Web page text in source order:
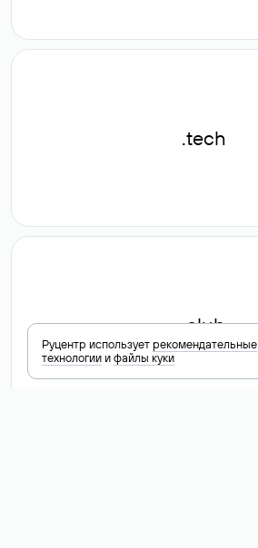
.tech
.club
Руцентр используетрекомендательные
технологииифайлы куки